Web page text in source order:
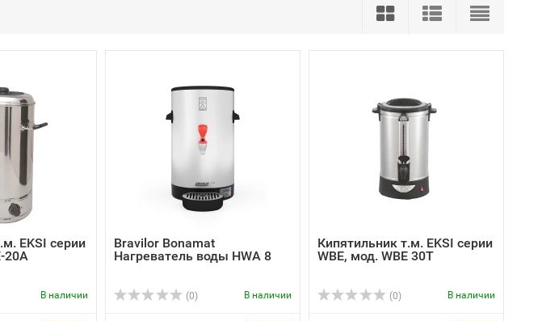
EKSI серии
20A
В наличии
Bravilor Bonamat
Нагреватель воды HWA 8
(0) В наличии
Кипятильник т.м. EKSI серии
WBE, мод. WBE 30T
(0) В наличии